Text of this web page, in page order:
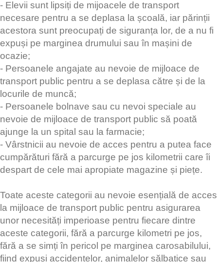
- Elevii sunt lipsiți de mijoacele de transport
necesare pentru a se deplasa la școală, iar părinții
acestora sunt preocupați de siguranța lor, de a nu fi
expuși pe marginea drumului sau în mașini de
ocazie;
- Persoanele angajate au nevoie de mijloace de
transport public pentru a se deplasa către și de la
locurile de muncă;
- Persoanele bolnave sau cu nevoi speciale au
nevoie de mijloace de transport public să poată
ajunge la un spital sau la farmacie;
- Vârstnicii au nevoie de acces pentru a putea face
cumpărături fără a parcurge pe jos kilometrii care îi
despart de cele mai apropiate magazine și piețe.
Toate aceste categorii au nevoie esențială de acces
la mijloace de transport public pentru asigurarea
unor necesități imperioase pentru fiecare dintre
aceste categorii, fără a parcurge kilometri pe jos,
fără a se simți în pericol pe marginea carosabilului,
fiind expuși accidentelor, animalelor sălbatice sau